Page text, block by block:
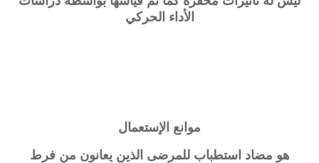
الأداء الحركي
موانع الإستعمال
هو مضاد استطباب للمرضى الذين يعانون من فرط